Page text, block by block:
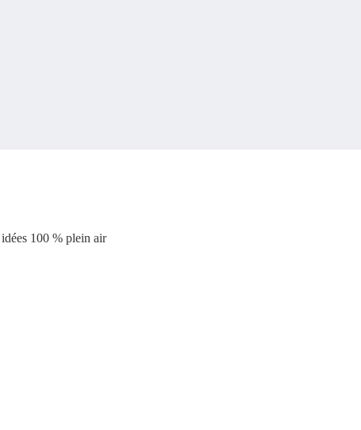
100 % plein air